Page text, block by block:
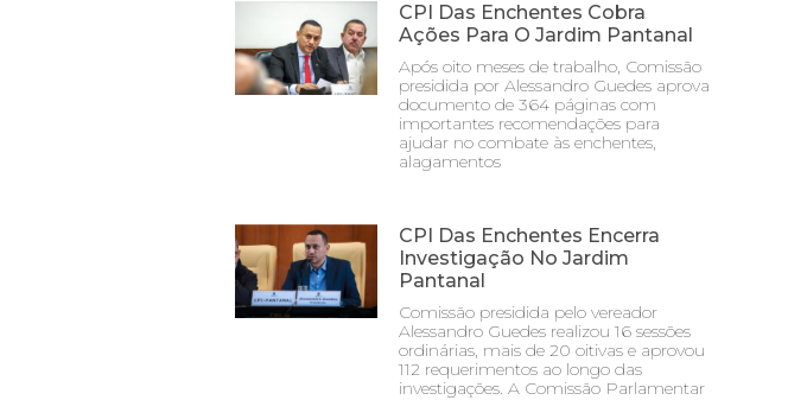
CPI Das Enchentes Cobra
Ações Para O Jardim Pantanal
Após oito meses de trabalho, Comissão
presidida por Alessandro Guedes aprova
documento de 364 páginas com
importantes recomendações para
ajudar no combate às enchentes,
alagamentos
CPI Das Enchentes Encerra
Investigação No Jardim
Pantanal
Comissão presidida pelo vereador
Alessandro Guedes realizou 16 sessões
ordinárias, mais de 20 oitivas e aprovou
112 requerimentos ao longo das
investigações. A Comissão Parlamentar